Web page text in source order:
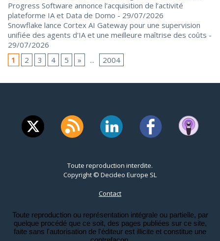
Progress Software annonce l'acquisition de l’activité
plateforme IA et Data de Domo - 29/07/2026
Snowflake lance Cortex AI Gateway pour une supervision
unifiée des agents d'IA et une meilleure maîtrise des coûts -
29/07/2026
1
2 3 4 5 » ... 2004
Toute reproduction interdite.
Copyright © Decideo Europe SL
Contact
Toute reproduction ou représentation intégrale ou partielle, par
quelque procédé que ce soit, des pages publiées sur ce site,
faite sans l'autorisation de l'éditeur est illicite et constitue une